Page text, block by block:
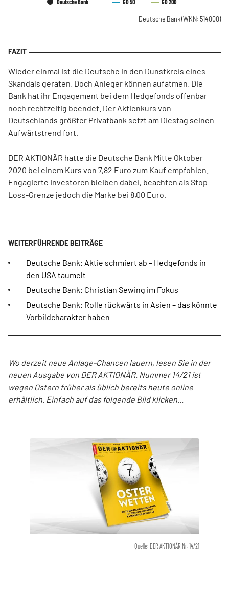
Deutsche Bank GD 50 GD 200
Deutsche Bank(WKN: 514000)
Wieder einmal ist die Deutsche in den Dunstkreis eines
Skandals geraten. Doch Anleger können aufatmen. Die
Bank hat ihr Engagement bei dem Hedgefonds offenbar
noch rechtzeitig beendet. Der Aktienkurs von
Deutschlands größter Privatbank setzt am Diestag seinen
Aufwärtstrend fort.
DER AKTIONÄR hatte die Deutsche Bank Mitte Oktober
2020 bei einem Kurs von 7,82 Euro zum Kauf empfohlen.
Engagierte Investoren bleiben dabei, beachten als Stop-
Loss-Grenze jedoch die Marke bei 8,00 Euro.
Deutsche Bank: Aktie schmiert ab – Hedgefonds in
den USA taumelt
Deutsche Bank: Christian Sewing im Fokus
Deutsche Bank: Rolle rückwärts in Asien – das könnte
Vorbildcharakter haben
Wo derzeit neue Anlage-Chancen lauern, lesen Sie in der
neuen Ausgabe von DER AKTIONÄR. Nummer 14/21 ist
wegen Ostern früher als üblich bereits heute online
erhältlich. Einfach auf das folgende Bild klicken...
Quelle: DER AKTIONÄR Nr. 14/21